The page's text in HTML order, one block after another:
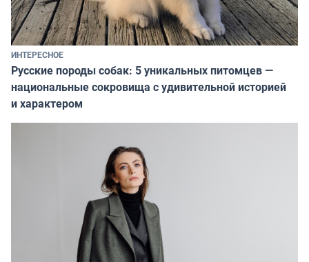
ИНТЕРЕСНОЕ
Русские породы собак: 5 уникальных питомцев —
национальные сокровища с удивительной историей
и характером